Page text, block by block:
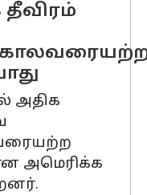
அதிக
அமெரிக்க